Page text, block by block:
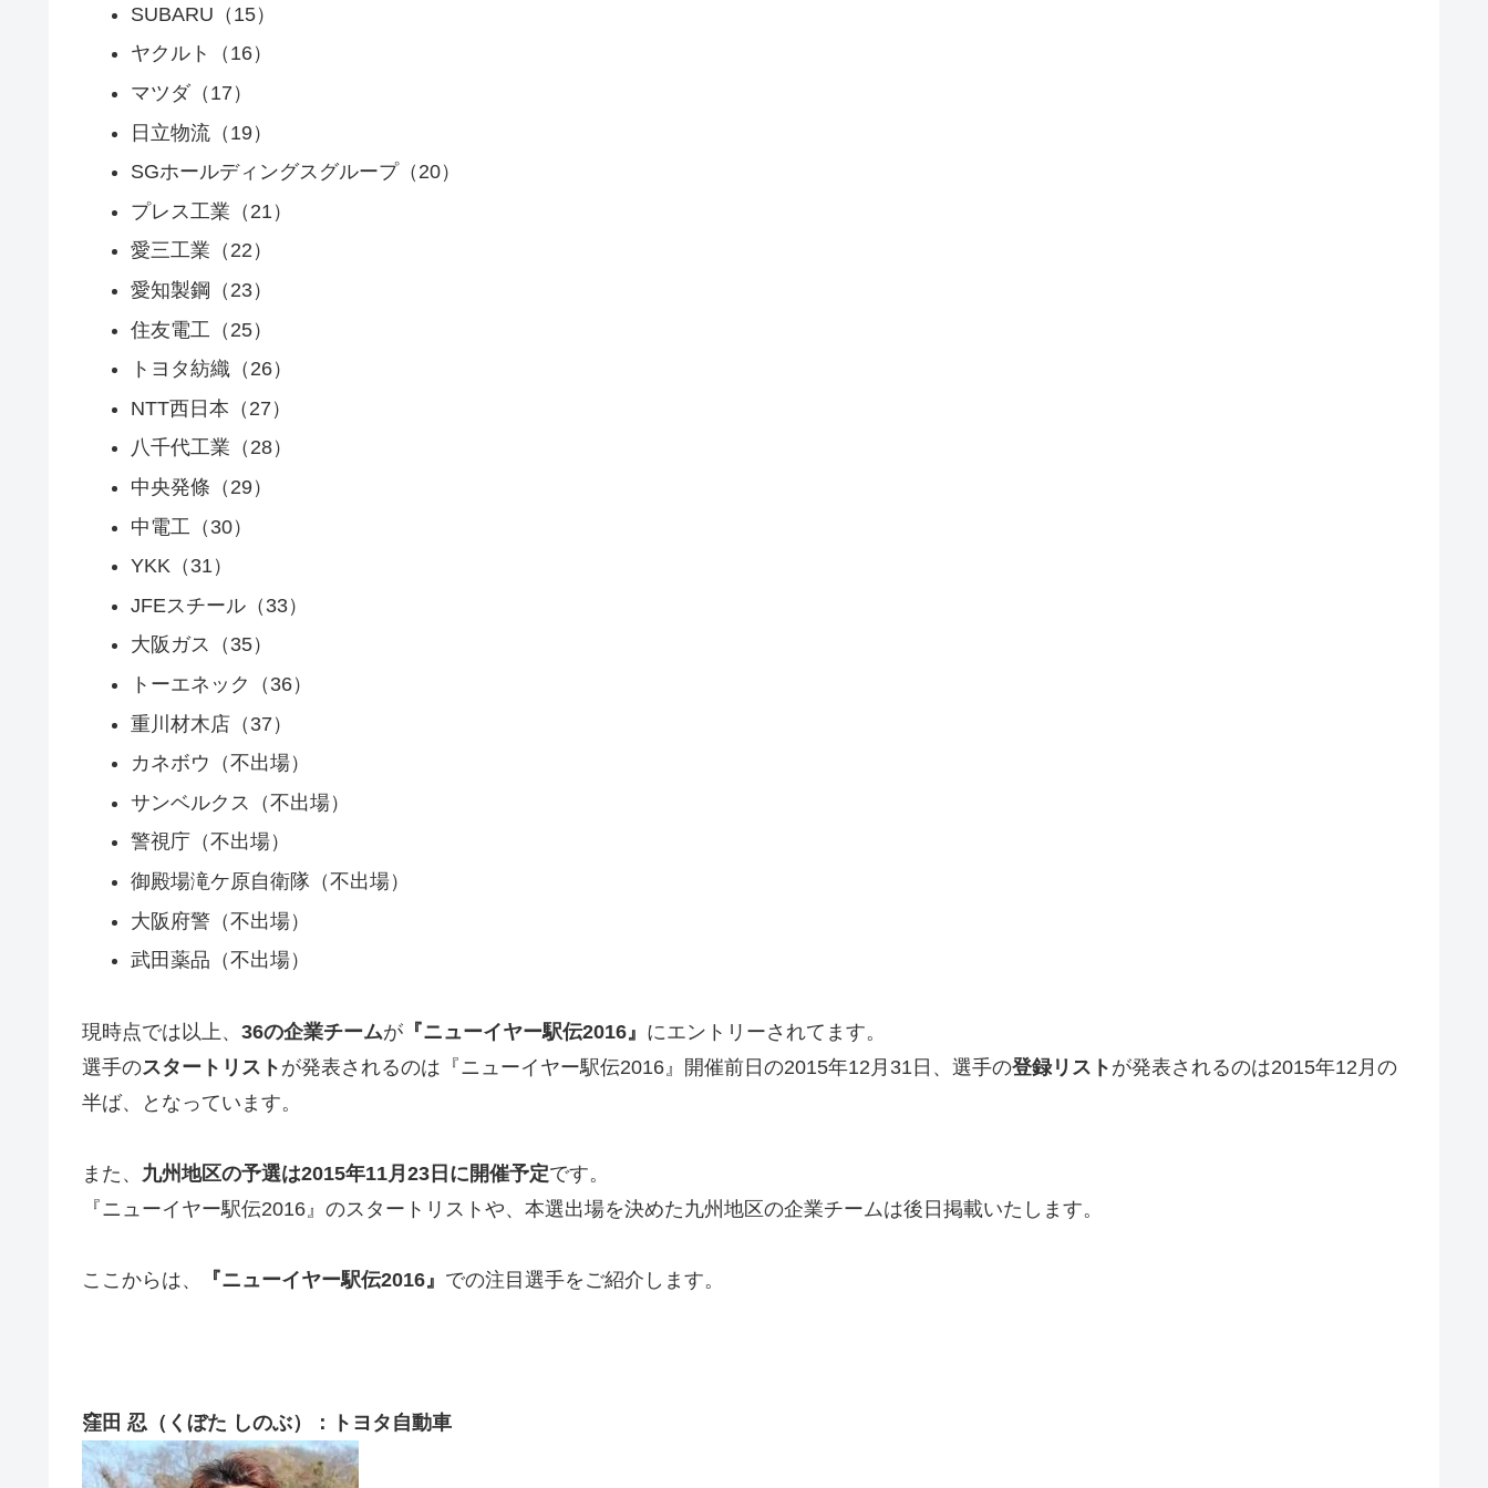
SUBARU（15）
ヤクルト（16）
マツダ（17）
日立物流（19）
SGホールディングスグループ（20）
プレス工業（21）
愛三工業（22）
愛知製鋼（23）
住友電工（25）
トヨタ紡織（26）
NTT西日本（27）
八千代工業（28）
中央発條（29）
中電工（30）
YKK（31）
JFEスチール（33）
大阪ガス（35）
トーエネック（36）
重川材木店（37）
カネボウ（不出場）
サンベルクス（不出場）
警視庁（不出場）
御殿場滝ケ原自衛隊（不出場）
大阪府警（不出場）
武田薬品（不出場）
現時点では以上、 36の企業チームが 『ニューイヤー駅伝2016』 にエントリーされてます。
選手のスタートリスト が発表されるのは『ニューイヤー駅伝2016』開催前日の2015年12月31日 、選手の登録リスト が発表されるのは2015年12月の
半ば、となっています。
また、 九州地区の予選は2015年11月23日に開催予定です。
『ニューイヤー駅伝2016』のスタートリストや、本選出場を決めた九州地区の企業チームは後日掲載いたします。
ここからは、 『ニューイヤー駅伝2016』 での注目選手をご紹介します。
窪田 忍（くぼた しのぶ）：トヨタ自動車